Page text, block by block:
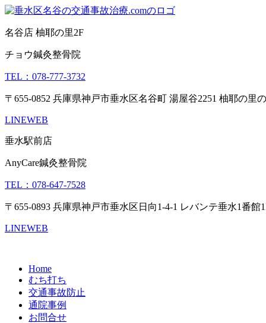
名谷店 柚耶の里2F
チョウ鍼灸整骨院
TEL：078-777-3732
〒655-0852 兵庫県神戸市垂水区名谷町 湯屋谷2251 柚耶の里
LINEWEB
垂水駅前店
AnyCare鍼灸整骨院
TEL：078-647-7528
〒655-0893 兵庫県神戸市垂水区日向1-4-1 レバンテ垂水1番館
LINEWEB
Home
むち打ち
交通事故防止
通院事例
お問合せ